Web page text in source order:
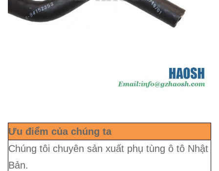
Ưu điểm của chúng ta
Chúng tôi chuyên sản xuất phụ tùng ô tô Nhật
Bản.